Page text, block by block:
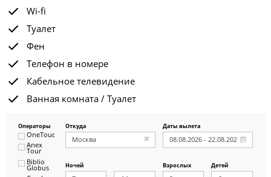
Wi-fi
Туалет
Фен
Телефон в номере
Кабельное телевидение
Ванная комната / Туалет
Операторы
OneTouch&Travel
Anex
Tour
Biblio
Globus
Откуда Даты вылета
Ночей Взрослых Детей